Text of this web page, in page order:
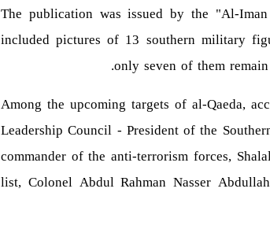
The publication was issued by the "Al-
included pictures of 13 southern military
only seven of them
Among the upcoming targets of al-Qaeda,
Leadership Council - President of the
commander of the anti-terrorism forces,
list, Colonel Abdul Rahman Nasser